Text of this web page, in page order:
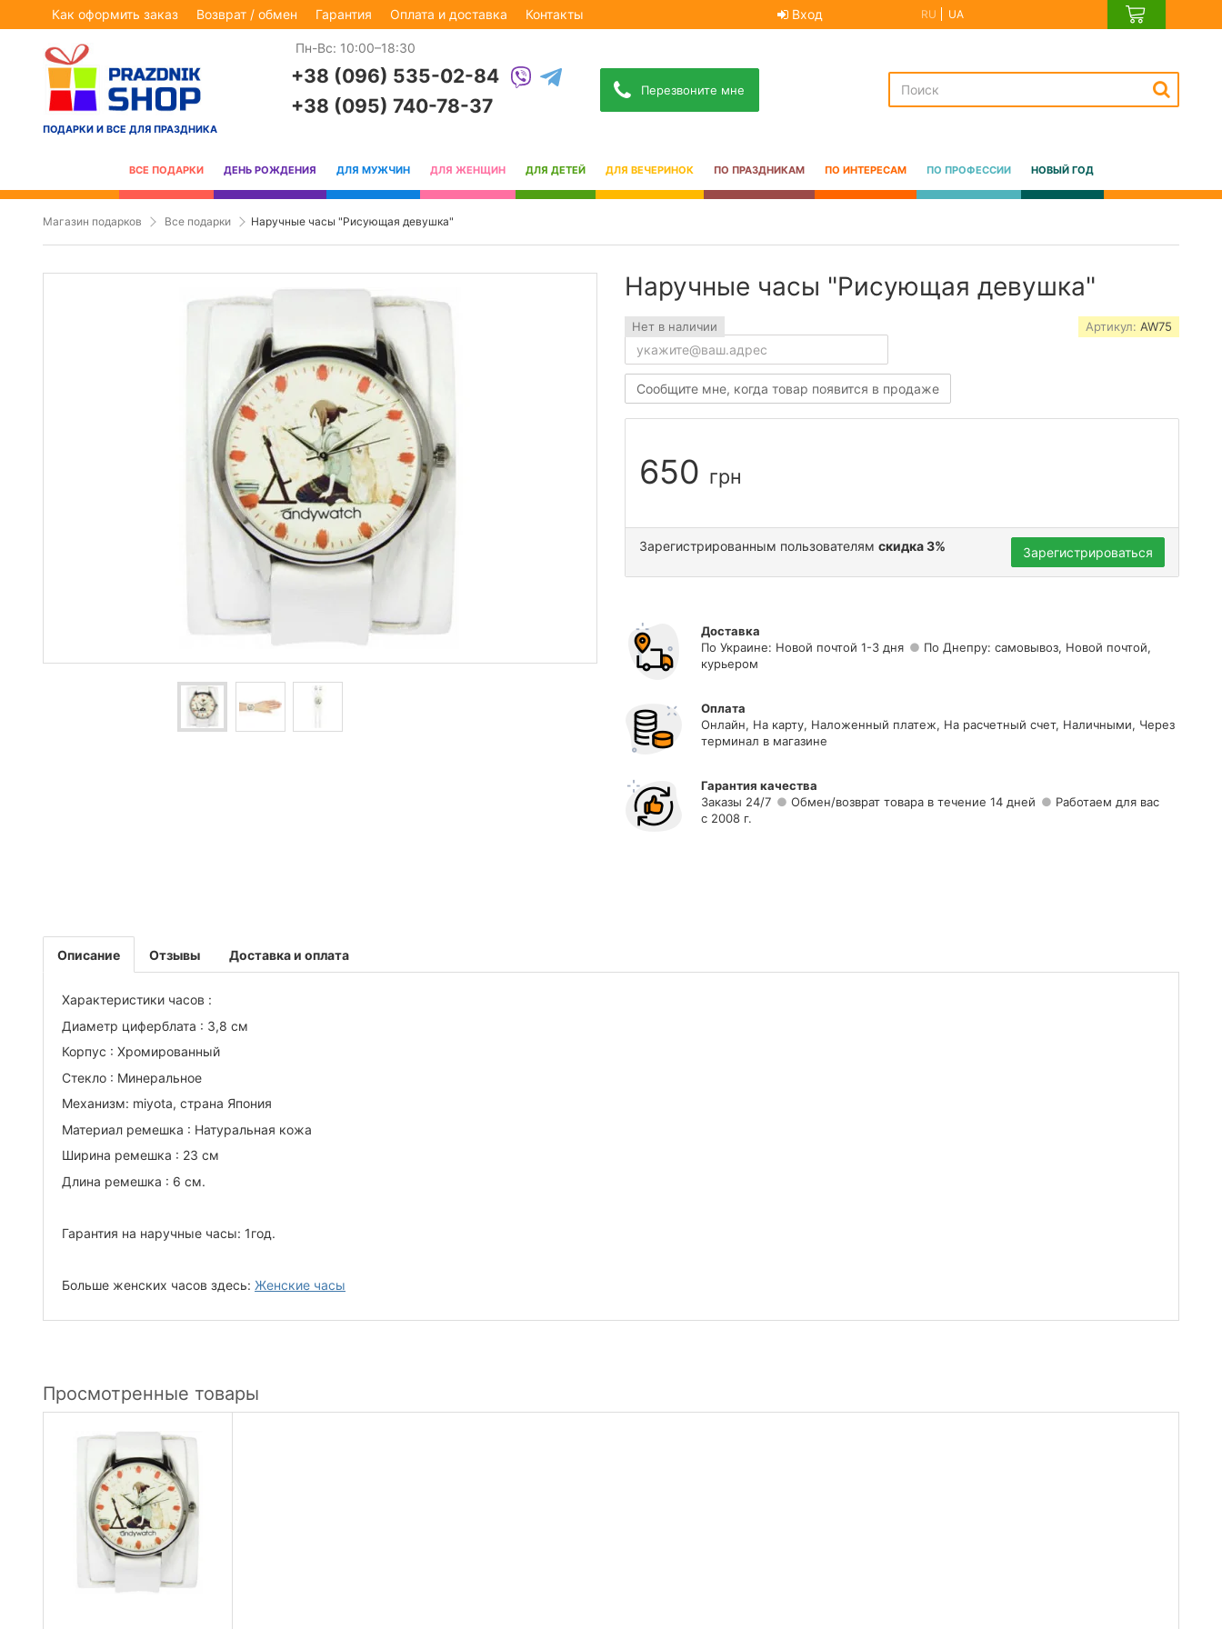
Как оформить заказ Возврат / обмен Гарантия Оплата и доставка Контакты Вход RU UA
ПОДАРКИ И ВСЕ ДЛЯ ПРАЗДНИКА
Пн-Вс: 10:00–18:30
+38 (096) 535-02-84
+38 (095) 740-78-37
Перезвоните мне
ВСЕ ПОДАРКИ ДЕНЬ РОЖДЕНИЯ ДЛЯ МУЖЧИН ДЛЯ ЖЕНЩИН ДЛЯ ДЕТЕЙ ДЛЯ ВЕЧЕРИНОК ПО ПРАЗДНИКАМ ПО ИНТЕРЕСАМ ПО ПРОФЕССИИ НОВЫЙ ГОД
Магазин подарков Все подарки Наручные часы "Рисующая девушка"
Наручные часы "Рисующая девушка"
Нет в наличии
Сообщите мне, когда товар появится в продаже
Артикул:AW75
650 грн
Зарегистрированным пользователям скидка 3% Зарегистрироваться
Доставка
По Украине: Новой почтой 1-3 дня
По Днепру: самовывоз, Новой почтой,
курьером
Оплата
Онлайн, На карту, Наложенный платеж, На расчетный счет, Наличными, Через
терминал в магазине
Гарантия качества
Заказы 24/7
Обмен/возврат товара в течение 14 дней
Работаем для вас
с 2008 г.
Описание
Характеристики часов :
Диаметр циферблата : 3,8 см
Корпус : Хромированный
Стекло : Минеральное
Механизм: miyota, страна Япония
Материал ремешка : Натуральная кожа
Ширина ремешка : 23 см
Длина ремешка : 6 см.
Гарантия на наручные часы: 1год.
Больше женских часов здесь: Женские часы
Отзывы Доставка и оплата
Просмотренные товары